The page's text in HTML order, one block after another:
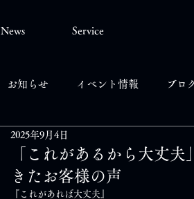
News Service
お知らせ イベント情報 ブロ
「これがあるから大丈
きたお客様の声
2025年9月4日
『これがあれば大丈夫』